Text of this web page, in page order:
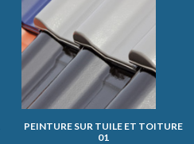
PEINTURE SUR TUILE ET TOITURE
01